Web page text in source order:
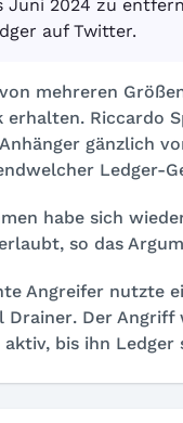
Juni 2024 zu
auf Twitter.
mehreren
erhalten. Riccardo
gänzlich
Ledger-
habe sich
so das
Angreifer nutzte
Drainer. Der
bis ihn Ledger